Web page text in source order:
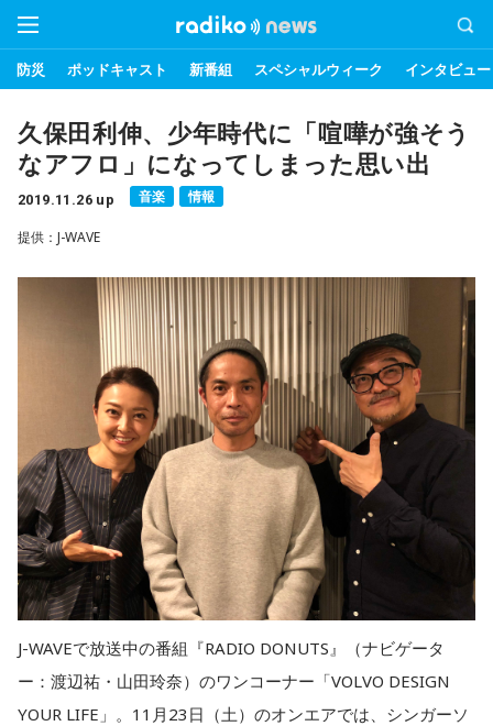
防災 ポッドキャスト 新番組 スペシャルウィーク インタビュー
久保田利伸、少年時代に「喧嘩が強そう
なアフロ」になってしまった思い出
2019.11.26 up 音楽 情報
提供：J-WAVE
J-WAVEで放送中の番組『RADIO DONUTS』（ナビゲータ
ー：渡辺祐・山田玲奈）のワンコーナー「VOLVO DESIGN
YOUR LIFE」。11月23日（土）のオンエアでは、シンガーソ